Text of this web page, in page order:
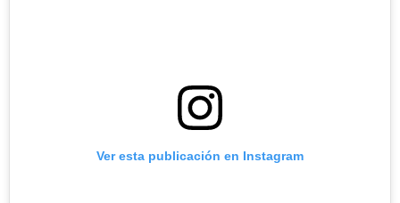
Ver esta publicación en Instagram